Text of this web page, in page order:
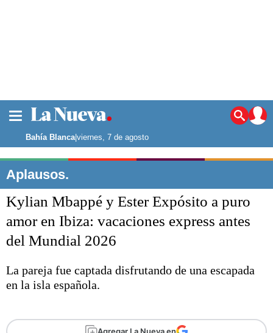
Noticias
La ciudad
Punta Alta
El mundo
Seguridad
Liga del Sur
Aplausos
Bahía Blanca|viernes, 7 de agosto
Aplausos.
Kylian Mbappé y Ester Expósito a puro
amor en Ibiza: vacaciones express antes
del Mundial 2026
La pareja fue captada disfrutando de una escapada
en la isla española.